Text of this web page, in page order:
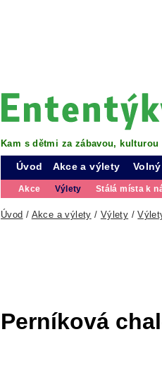
Kam s dětmi za zábavou,
Úvod Akce a výlety
Akce Výlety Stálá místa k
Úvod / Akce a výlety / Výlety /
Perníková